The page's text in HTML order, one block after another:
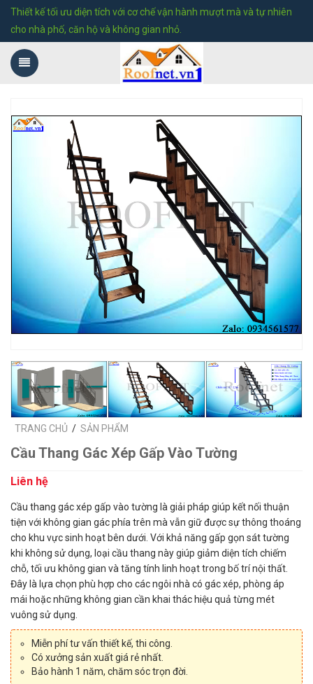
Thiết kế tối ưu diện tích với cơ chế vận hành mượt mà và tự nhiên
cho nhà phố, căn hộ và không gian nhỏ.
TRANG CHỦ / SẢN PHẨM
Cầu Thang Gác Xép Gấp Vào Tường
Liên hệ
Cầu thang gác xép gấp vào tường là giải pháp giúp kết nối thuận
tiện với không gian gác phía trên mà vẫn giữ được sự thông thoáng
cho khu vực sinh hoạt bên dưới. Với khả năng gấp gọn sát tường
khi không sử dụng, loại cầu thang này giúp giảm diện tích chiếm
chỗ, tối ưu không gian và tăng tính linh hoạt trong bố trí nội thất.
Đây là lựa chọn phù hợp cho các ngôi nhà có gác xép, phòng áp
mái hoặc những không gian cần khai thác hiệu quả từng mét
vuông sử dụng.
Miễn phí tư vấn thiết kế, thi công.
Có xưởng sản xuất giá rẻ nhất.
Bảo hành 1 năm, chăm sóc trọn đời.